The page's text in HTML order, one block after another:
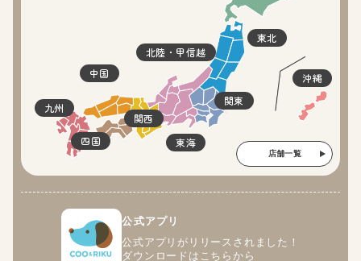
東北
関東
北陸・甲信越
東海
関西
四国
中国
九州
沖縄
店舗一覧
公式アプリ
公式アプリがリリースされました！
ダウンロードはこちらから